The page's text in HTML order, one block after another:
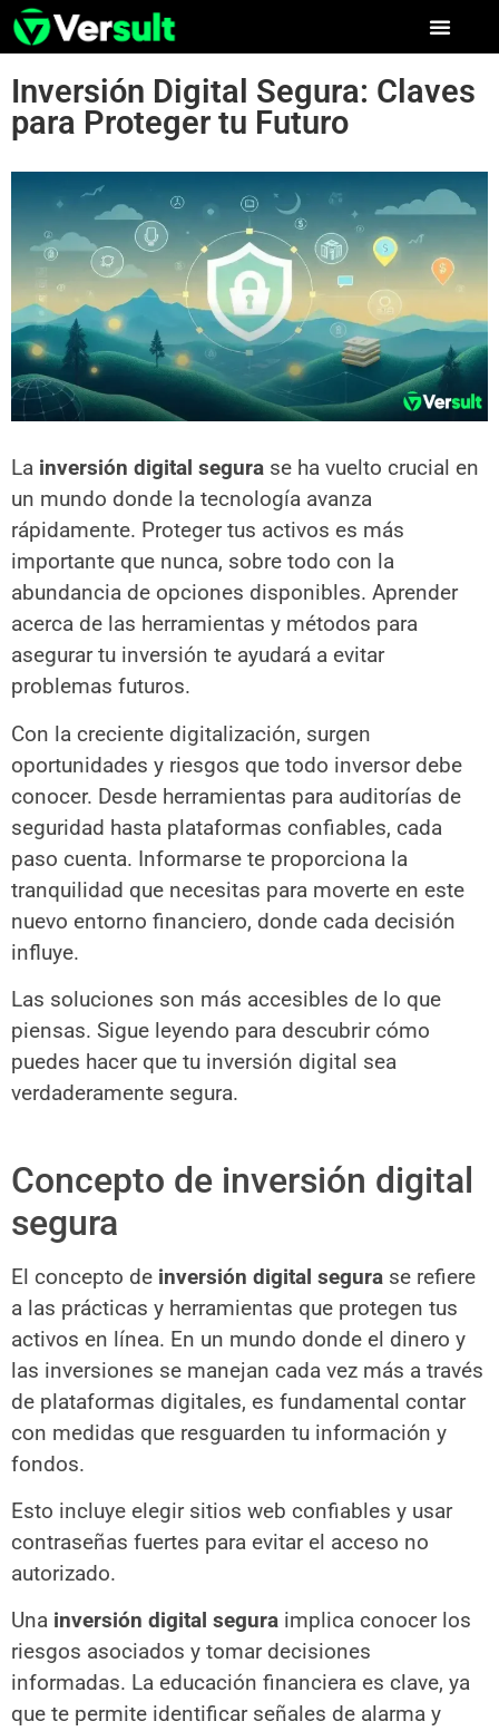
Inversión Digital Segura: Claves
para Proteger tu Futuro
La inversión digital segura se ha vuelto crucial en
un mundo donde la tecnología avanza
rápidamente. Proteger tus activos es más
importante que nunca, sobre todo con la
abundancia de opciones disponibles. Aprender
acerca de las herramientas y métodos para
asegurar tu inversión te ayudará a evitar
problemas futuros.
Con la creciente digitalización, surgen
oportunidades y riesgos que todo inversor debe
conocer. Desde herramientas para auditorías de
seguridad hasta plataformas confiables, cada
paso cuenta. Informarse te proporciona la
tranquilidad que necesitas para moverte en este
nuevo entorno financiero, donde cada decisión
influye.
Las soluciones son más accesibles de lo que
piensas. Sigue leyendo para descubrir cómo
puedes hacer que tu inversión digital sea
verdaderamente segura.
Concepto de inversión digital
segura
El concepto de inversión digital segura se refiere
a las prácticas y herramientas que protegen tus
activos en línea. En un mundo donde el dinero y
las inversiones se manejan cada vez más a través
de plataformas digitales, es fundamental contar
con medidas que resguarden tu información y
fondos.
Esto incluye elegir sitios web confiables y usar
contraseñas fuertes para evitar el acceso no
autorizado.
Una inversión digital segura implica conocer los
riesgos asociados y tomar decisiones
informadas. La educación financiera es clave, ya
que te permite identificar señales de alarma y